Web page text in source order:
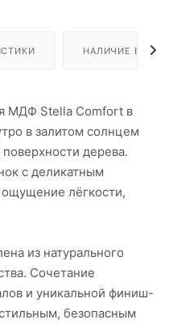
НАЛИЧИЕ В
МДФ Stella Comfort в
в залитом солнцем
дерева.
с деликатным
лёгкости,
из натурального
Сочетание
и уникальной финиш-
безопасным